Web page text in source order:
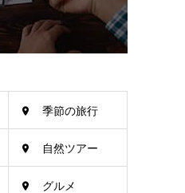
季節の旅行
自然ツアー
グルメ